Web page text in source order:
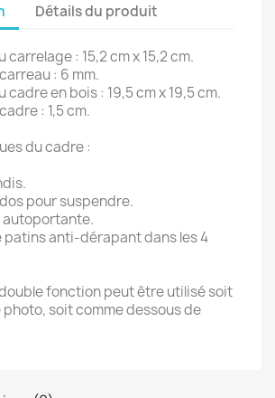
Détails du produit
carrelage : 15,2 cm x 15,2 cm.
: 6 mm.
cadre en bois : 19,5 cm x 19,5 cm.
: 1,5 cm.
du cadre :
pour suspendre.
autoportante.
patins anti-dérapant dans les 4
fonction peut être utilisé soit
soit comme dessous de